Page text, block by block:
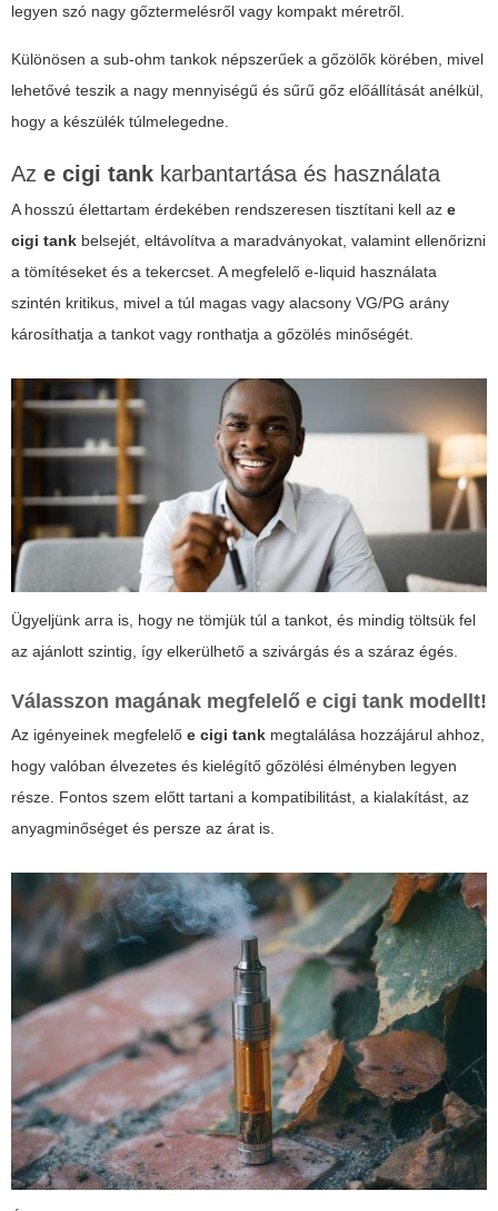
legyen szó nagy gőztermelésről vagy kompakt méretről.
Különösen a sub-ohm tankok népszerűek a gőzölők körében, mivel
lehetővé teszik a nagy mennyiségű és sűrű gőz előállítását anélkül,
hogy a készülék túlmelegedne.
Az e cigi tank karbantartása és használata
A hosszú élettartam érdekében rendszeresen tisztítani kell az e
cigi tank belsejét, eltávolítva a maradványokat, valamint ellenőrizni
a tömítéseket és a tekercset. A megfelelő e-liquid használata
szintén kritikus, mivel a túl magas vagy alacsony VG/PG arány
károsíthatja a tankot vagy ronthatja a gőzölés minőségét.
Ügyeljünk arra is, hogy ne tömjük túl a tankot, és mindig töltsük fel
az ajánlott szintig, így elkerülhető a szivárgás és a száraz égés.
Válasszon magának megfelelő e cigi tank modellt!
Az igényeinek megfelelő e cigi tank megtalálása hozzájárul ahhoz,
hogy valóban élvezetes és kielégítő gőzölési élményben legyen
része. Fontos szem előtt tartani a kompatibilitást, a kialakítást, az
anyagminőséget és persze az árat is.